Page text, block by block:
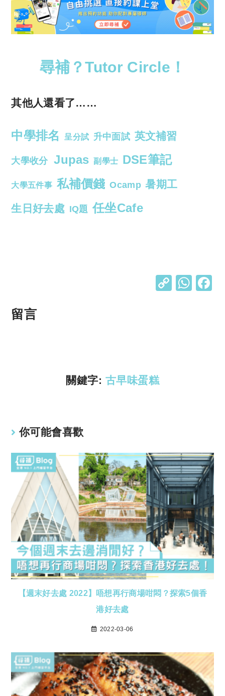
尋補？Tutor Circle！
其他人還看了……
中學排名 呈分試 升中面試 英文補習
大學收分 Jupas 副學士 DSE筆記
大學五件事 私補價錢 Ocamp 暑期工
生日好去處 IQ題 任坐Cafe
C W
留言
關鍵字: 古早味蛋糕
你可能會喜歡
【週末好去處 2022】唔想再行商場咁悶？探索5個香
港好去處
2022-03-06